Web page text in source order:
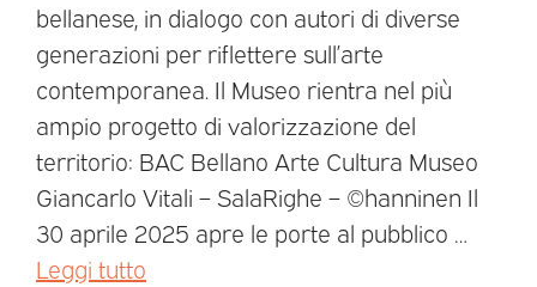
bellanese, in dialogo con autori di diverse
generazioni per riflettere sull’arte
contemporanea. Il Museo rientra nel più
ampio progetto di valorizzazione del
territorio: BAC Bellano Arte Cultura Museo
Giancarlo Vitali – SalaRighe – ©hanninen Il
30 aprile 2025 apre le porte al pubblico …
Leggi tutto